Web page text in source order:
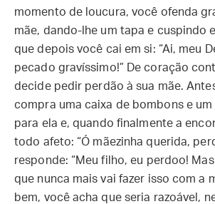
momento de loucura, você ofenda
mãe, dando-lhe um tapa e cuspindo
que depois você cai em si: “Ai, meu
pecado gravíssimo!” De coração
decide pedir perdão à sua mãe.
compra uma caixa de bombons e
para ela e, quando finalmente a
todo afeto: “Ó mãezinha querida,
responde: “Meu filho, eu perdoo!
que nunca mais vai fazer isso com a
bem, você acha que seria razoável,